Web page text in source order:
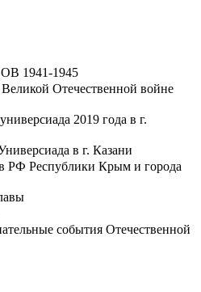
1941-1945
Отечественной войне
2019 года в г.
в г. Казани
РФ Республики Крым и города
события Отечественной